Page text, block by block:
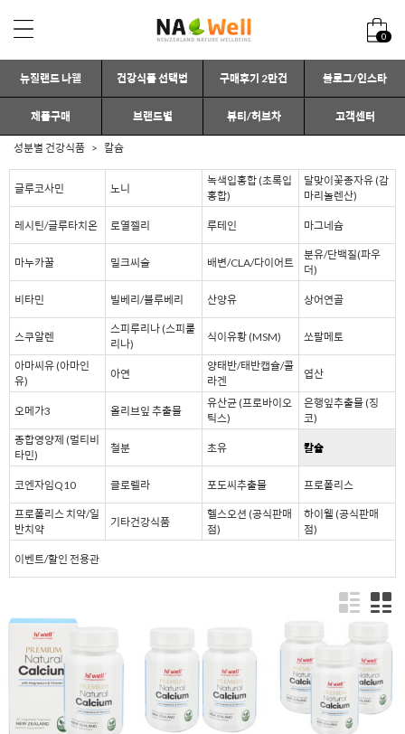
0
뉴질랜드 나웰 건강식품 선택법 구매후기 2만건 블로그/인스타
제품구매 브랜드별 뷰티/허브차 고객센터
성분별 건강식품 칼슘
글루코사민 노니
녹색입홍합 (초록입
홍합)
달맞이꽃종자유 (감
마리놀렌산)
레시틴/글루타치온 로열젤리 루테인 마그네슘
마누카꿀 밀크씨슬 배변/CLA/다이어트
분유/단백질(파우
더)
비타민 빌베리/블루베리 산양유 상어연골
스쿠알렌
스피루리나 (스피룰
리나)
식이유황 (MSM) 쏘팔메토
아마씨유 (아마인
유)
아연
양태반/태반캡슐/콜
라겐
엽산
오메가3 올리브잎 추출물
유산균 (프로바이오
틱스)
은행잎추출물 (징
코)
종합영양제 (멀티비
타민)
철분 초유 칼슘
코엔자임Q10 클로렐라 포도씨추출물 프로폴리스
프로폴리스 치약/일
반치약
기타건강식품
헬스오션 (공식판매
점)
하이웰 (공식판매
점)
이벤트/할인 전용관